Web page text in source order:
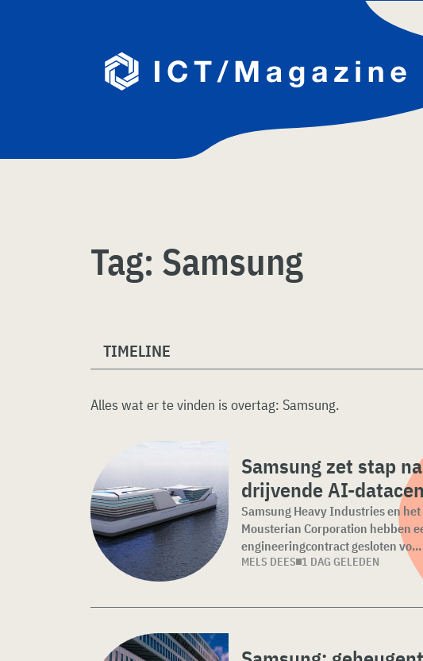
Tag: Samsung
TIMELINE
Alles wat er te vinden is overtag: Samsung.
Samsung zet stap
drijvende AI-
Samsung Heavy Industries en
Mousterian Corporation hebben
engineeringcontract gesloten vo...
MELS DEES 1 DAG GELEDEN